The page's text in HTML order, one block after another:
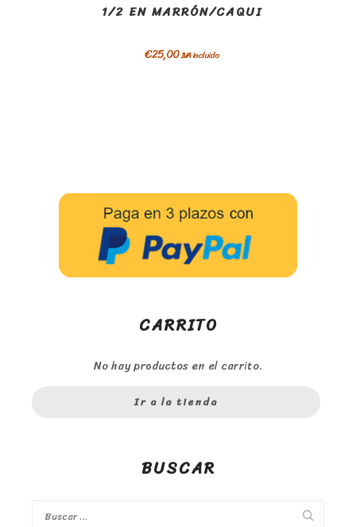
1/2 EN MARRÓN/CAQUI
€25,00IVA incluido
CARRITO
No hay productos en el carrito.
Ir a la tienda
BUSCAR